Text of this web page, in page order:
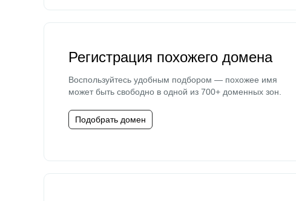
Регистрация похожего домена
Воспользуйтесь удобным подбором — похожее имя
может быть свободно в одной из 700+ доменных зон.
Подобрать домен